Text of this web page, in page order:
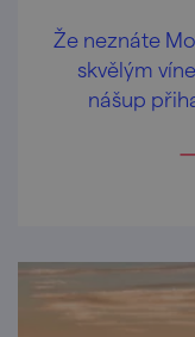
Že neznáte
skvělým
nášup